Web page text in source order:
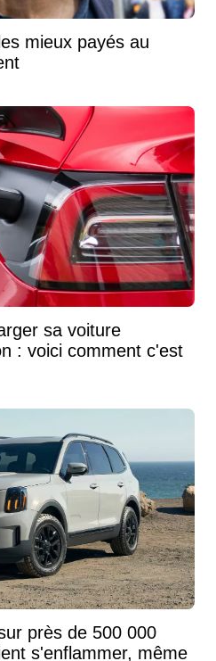
mieux payés au
sa voiture
: voici comment c'est
près de 500 000
s'enflammer, même